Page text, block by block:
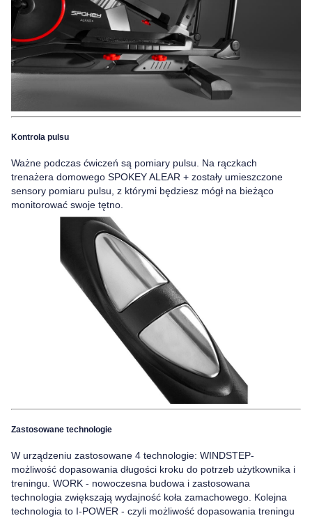
Kontrola pulsu
Ważne podczas ćwiczeń są pomiary pulsu. Na rączkach
trenażera domowego SPOKEY ALEAR + zostały umieszczone
sensory pomiaru pulsu, z którymi będziesz mógł na bieżąco
monitorować swoje tętno.
Zastosowane technologie
W urządzeniu zastosowane 4 technologie: WINDSTEP-
możliwość dopasowania długości kroku do potrzeb użytkownika i
treningu. WORK - nowoczesna budowa i zastosowana
technologia zwiększają wydajność koła zamachowego. Kolejna
technologia to I-POWER - czyli możliwość dopasowania treningu